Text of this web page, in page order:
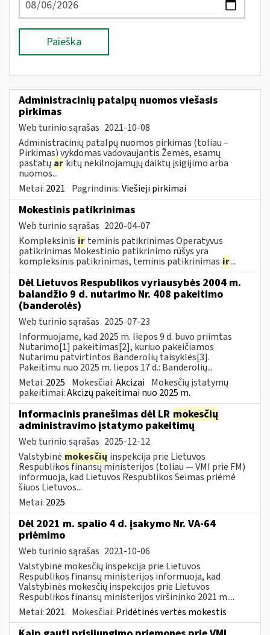
Paieška
Administracinių patalpų nuomos viešasis
pirkimas
Web turinio sąrašas 2021-10-08
Administracinių patalpų nuomos pirkimas (toliau –
Pirkimas) vykdomas vadovaujantis Žemės, esamų
pastatų ar kitų nekilnojamųjų daiktų įsigijimo arba
nuomos...
Metai: 2021 Pagrindinis:Viešieji pirkimai
Mokestinis patikrinimas
Web turinio sąrašas 2020-04-07
Kompleksinis ir teminis patikrinimas Operatyvus
patikrinimas Mokestinio patikrinimo rūšys yra
kompleksinis patikrinimas, teminis patikrinimas ir...
Dėl Lietuvos Respublikos vyriausybės 2004 m.
balandžio 9 d. nutarimo Nr. 408 pakeitimo
(banderolės)
Web turinio sąrašas 2025-07-23
Informuojame, kad 2025 m. liepos 9 d. buvo priimtas
Nutarimo[1] pakeitimas[2], kuriuo pakeičiamos
Nutarimu patvirtintos Banderolių taisyklės[3].
Pakeitimu nuo 2025 m. liepos 17 d.: Banderolių...
Metai: 2025 Mokesčiai:Akcizai Mokesčių įstatymų
pakeitimai:Akcizų pakeitimai nuo 2025 m.
Informacinis pranešimas dėl LR mokesčių
administravimo įstatymo pakeitimų
Web turinio sąrašas 2025-12-12
Valstybinė mokesčių inspekcija prie Lietuvos
Respublikos finansų ministerijos (toliau — VMI prie FM)
informuoja, kad Lietuvos Respublikos Seimas priėmė
šiuos Lietuvos...
Metai: 2025
Dėl 2021 m. spalio 4 d. įsakymo Nr. VA-64
priėmimo
Web turinio sąrašas 2021-10-06
Valstybinė mokesčių inspekcija prie Lietuvos
Respublikos finansų ministerijos informuoja, kad
Valstybinės mokesčių inspekcijos prie Lietuvos
Respublikos finansų ministerijos viršininko 2021 m....
Metai: 2021 Mokesčiai: Pridėtinės vertės mokestis